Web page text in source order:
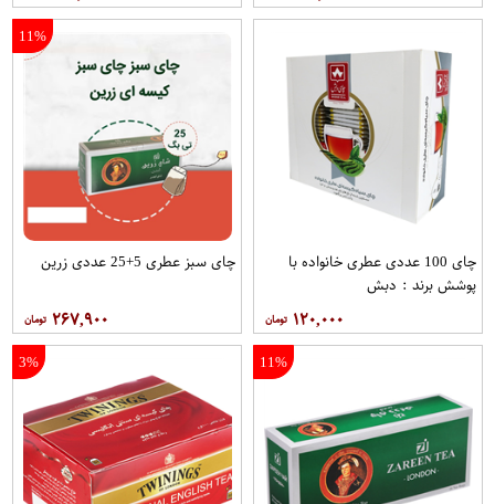
چای 100 عددی عطری خانواده با
پوشش برند : دبش
۱۲۰,۰۰۰
11%
چای سبز عطری 5+25 عددی زرین
۲۶۷,۹۰۰
11%
3%